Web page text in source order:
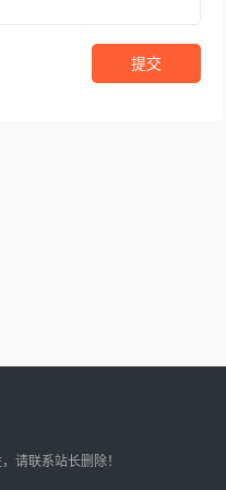
提交
请联系站长删除！